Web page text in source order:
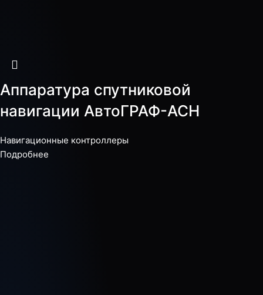
Аппаратура спутниковой
навигации АвтоГРАФ-АСН
Навигационные контроллеры
Подробнее